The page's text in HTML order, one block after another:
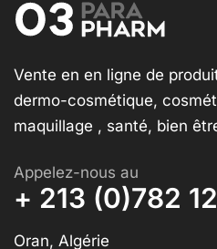
Vente en en ligne de
dermo-cosmétique,
maquillage , santé, bien
Appelez-nous au
+ 213 (0)782
Oran, Algérie